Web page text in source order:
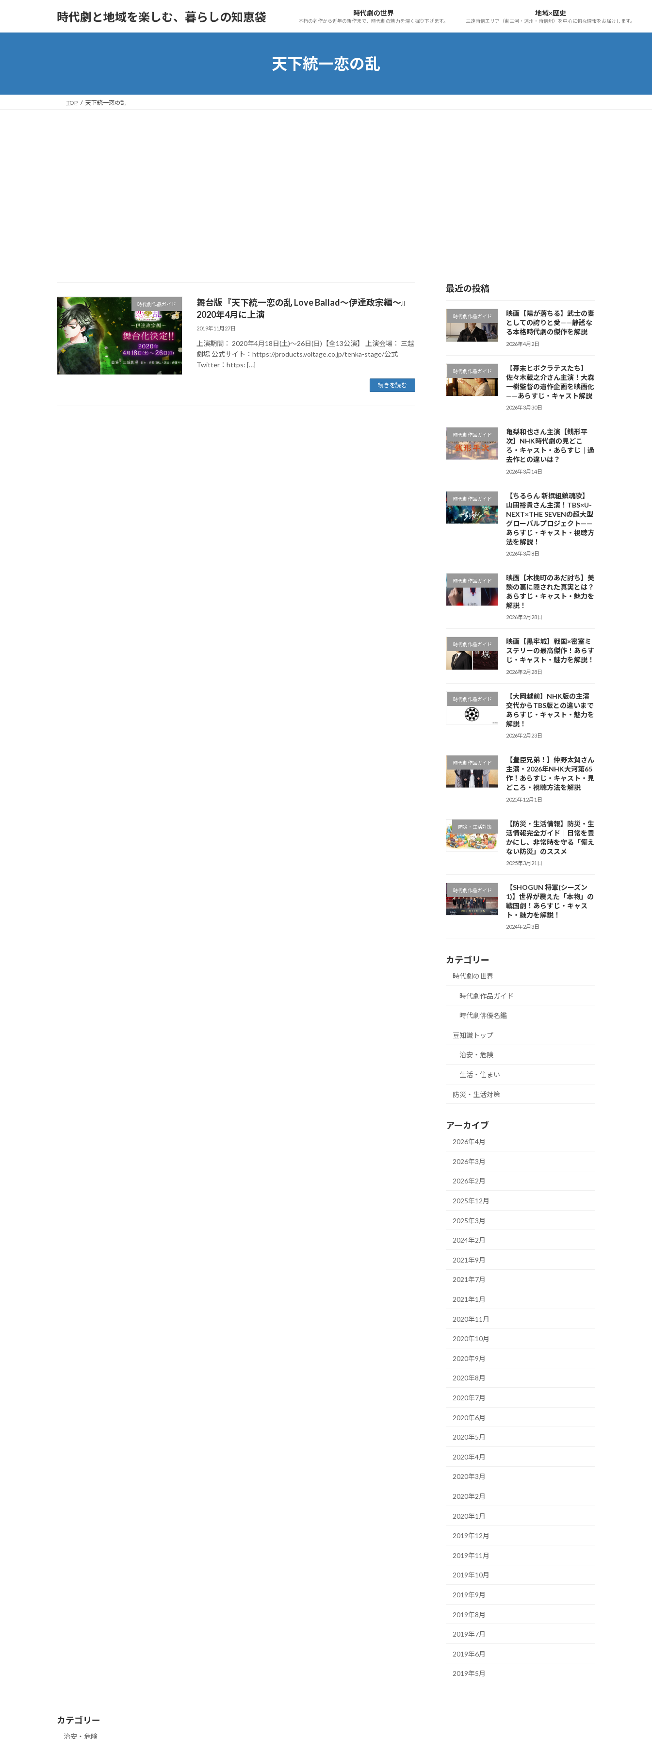
時代劇と地域を楽しむ、暮らしの知恵袋 時代劇の世界
不朽の名作から近年の新作まで、時代劇の魅力を深く掘り下げます。
地域×歴史
三遠南信エリア（東三河・遠州・南信州）を中心に旬な情報をお届けします。
天下統一恋の乱
TOP 天下統一恋の乱
時代劇作品ガイド
舞台版『天下統一恋の乱 Love Ballad～伊達政宗編～』
2020年4月に上演
2019年11月27日
上演期間： 2020年4月18日(土)～26日(日)【全13公演】 上演会場： 三越
劇場 公式サイト：https://products.voltage.co.jp/tenka-stage/公式
Twitter：https: […]
続きを読む
最近の投稿
時代劇作品ガイド
映画【陽が落ちる】武士の妻
としての誇りと愛——静謐な
る本格時代劇の傑作を解説
2026年4月2日
時代劇作品ガイド
【幕末ヒポクラテスたち】
佐々木蔵之介さん主演！大森
一樹監督の遺作企画を映画化
——あらすじ・キャスト解説
2026年3月30日
時代劇作品ガイド
亀梨和也さん主演【銭形平
次】NHK時代劇の見どこ
ろ・キャスト・あらすじ｜過
去作との違いは？
2026年3月14日
時代劇作品ガイド
【ちるらん 新撰組鎮魂歌】
山田裕貴さん主演！TBS×U-
NEXT×THE SEVENの超大型
グローバルプロジェクト——
あらすじ・キャスト・視聴方
法を解説！
2026年3月8日
時代劇作品ガイド
映画【木挽町のあだ討ち】美
談の裏に隠された真実とは？
あらすじ・キャスト・魅力を
解説！
2026年2月28日
時代劇作品ガイド
映画【黒牢城】戦国×密室ミ
ステリーの最高傑作！あらす
じ・キャスト・魅力を解説！
2026年2月28日
時代劇作品ガイド
【大岡越前】NHK版の主演
交代からTBS版との違いまで
あらすじ・キャスト・魅力を
解説！
2026年2月23日
時代劇作品ガイド
【豊臣兄弟！】仲野太賀さん
主演・2026年NHK大河第65
作！あらすじ・キャスト・見
どころ・視聴方法を解説
2025年12月1日
防災・生活対策
【防災・生活情報】防災・生
活情報完全ガイド｜日常を豊
かにし、非常時を守る「備え
ない防災」のススメ
2025年3月21日
時代劇作品ガイド
【SHOGUN 将軍(シーズン
1)】世界が震えた「本物」の
戦国劇！あらすじ・キャス
ト・魅力を解説！
2024年2月3日
カテゴリー
時代劇の世界
時代劇作品ガイド
時代劇俳優名鑑
豆知識トップ
治安・危険
生活・住まい
防災・生活対策
アーカイブ
2026年4月
2026年3月
2026年2月
2025年12月
2025年3月
2024年2月
2021年9月
2021年7月
2021年1月
2020年11月
2020年10月
2020年9月
2020年8月
2020年7月
2020年6月
2020年5月
2020年4月
2020年3月
2020年2月
2020年1月
2019年12月
2019年11月
2019年10月
2019年9月
2019年8月
2019年7月
2019年6月
2019年5月
カテゴリー
治安・危険